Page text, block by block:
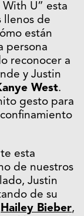
U” esta
llenos de
están
persona
reconocer a
y Justin
West.
gesto para
esta
de nuestros
Justin
de su
Hailey Bieber,